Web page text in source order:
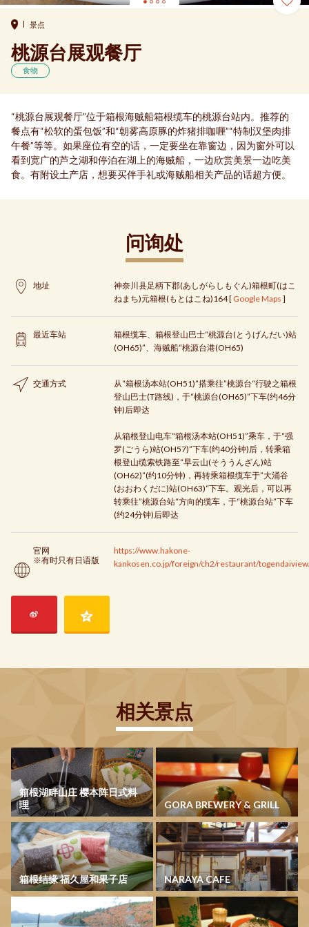
景点
桃源台展观餐厅
食物
“桃源台展观餐厅”位于箱根海贼船箱根缆车的桃源台站内。推荐的
餐点有“松软的蛋包饭”和“朝雾高原豚的炸猪排咖喱”“特制汉堡肉排
午餐”等等。如果座位有空的话，一定要坐在靠窗边，因为窗外可以
看到宽广的芦之湖和停泊在湖上的海贼船，一边欣赏美景一边吃美
食。有附设土产店，想要买伴手礼或海贼船相关产品的话超方便。
问询处
地址
神奈川县足柄下郡(あしがらしもぐん)箱根町(はこ
ねまち)元箱根(もとはこね)164 [ Google Maps ]
最近车站
箱根缆车、箱根登山巴士“桃源台(とうげんだい)站
(OH65)”、海贼船“桃源台港(OH65)
交通方式
从“箱根汤本站(OH51)”搭乘往”桃源台“行驶之箱根
登山巴士(T路线)，于“桃源台(OH65)”下车(约46分
钟)后即达
从箱根登山电车“箱根汤本站(OH51)”乘车，于“强
罗(ごうら)站(OH57)”下车(约40分钟)后，转乘箱
根登山缆索铁路至“早云山(そううんざん)站
(OH62)”(约10分钟)，再转乘箱根缆车于”大涌谷
(おおわくだに)站(OH63)“下车。观光后，可以再
转乘往”桃源台站“方向的缆车，于“桃源台站”下车
(约24分钟)后即达
官网
※有时只有日语版
https://www.hakone-
kankosen.co.jp/foreign/ch2/restaurant/
相关景点
箱根湖畔山庄 樱本阵日式料
理
GORA BREWERY & GRILL
箱根结缘 福久屋和果子店 NARAYA CAFE